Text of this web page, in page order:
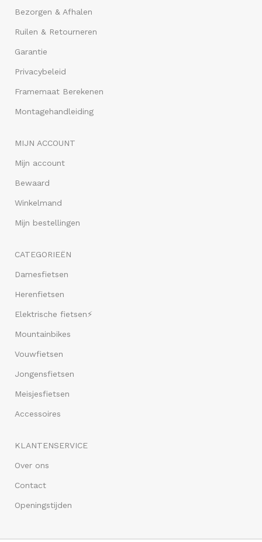
Bezorgen & Afhalen
Ruilen & Retourneren
Garantie
Privacybeleid
Framemaat Berekenen
Montagehandleiding
MIJN ACCOUNT
Mijn account
Bewaard
Winkelmand
Mijn bestellingen
CATEGORIEËN
Damesfietsen
Herenfietsen
Elektrische fietsen⚡
Mountainbikes
Vouwfietsen
Jongensfietsen
Meisjesfietsen
Accessoires
KLANTENSERVICE
Over ons
Contact
Openingstijden